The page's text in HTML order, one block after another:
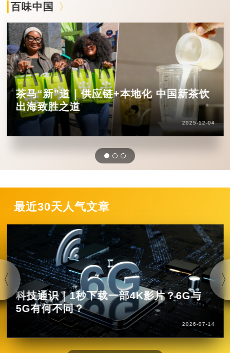
百味中国
茶马“新”道｜供应链+本地化 中国新茶饮
出海致胜之道
2025-12-04
最近30天人气文章
科技通识｜1秒下载一部4K影片？6G与
5G有何不同？
2026-07-14